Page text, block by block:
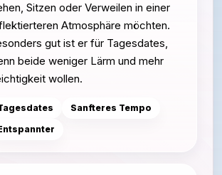
Sitzen oder Verweilen in einer
Atmosphäre möchten.
gut ist er für Tagesdates,
beide weniger Lärm und mehr
wollen.
Sanfteres Tempo